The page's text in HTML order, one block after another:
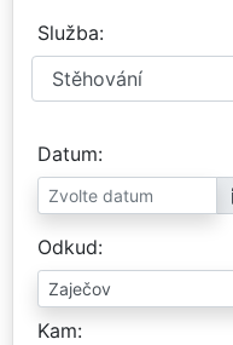
Služba
Datum
Odkud
Kam